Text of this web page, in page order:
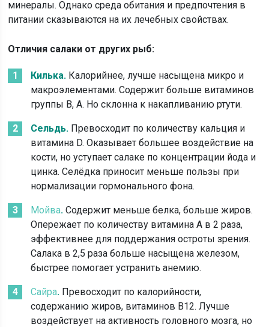
минералы. Однако среда обитания и предпочтения в
питании сказываются на их лечебных свойствах.
Отличия салаки от других рыб:
Килька. Калорийнее, лучше насыщена микро и
макроэлементами. Содержит больше витаминов
группы В, А. Но склонна к накапливанию ртути.
Сельдь. Превосходит по количеству кальция и
витамина D. Оказывает большее воздействие на
кости, но уступает салаке по концентрации йода и
цинка. Селёдка приносит меньше пользы при
нормализации гормонального фона.
Мойва. Содержит меньше белка, больше жиров.
Опережает по количеству витамина А в 2 раза,
эффективнее для поддержания остроты зрения.
Салака в 2,5 раза больше насыщена железом,
быстрее помогает устранить анемию.
Сайра. Превосходит по калорийности,
содержанию жиров, витаминов В12. Лучше
воздействует на активность головного мозга, но